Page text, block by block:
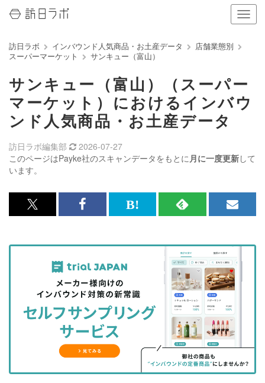
ナ
ビ
ン
の
表
り
る
訪日ラボ インバウンド人気商品・お土産データ
店舗業態別
スーパーマーケット
サンキュー（富山）
サンキュー（富山）（スーパー
マーケット）におけるインバウ
ンド人気商品・お土産データ
このページはPayke社のスキャンデータをもとに月に一度更新して
います。
訪日ラボ編集部 2026-07-27
x<br>
記
を
シ
ェ
る
Facebook<br>
記
事
を
シ
ェ
ア
す
る
は
な
ッ
ク
マ
に
RSS
記
事
を
購
読
す
る
メ
マ
ガ
登
録
す
る